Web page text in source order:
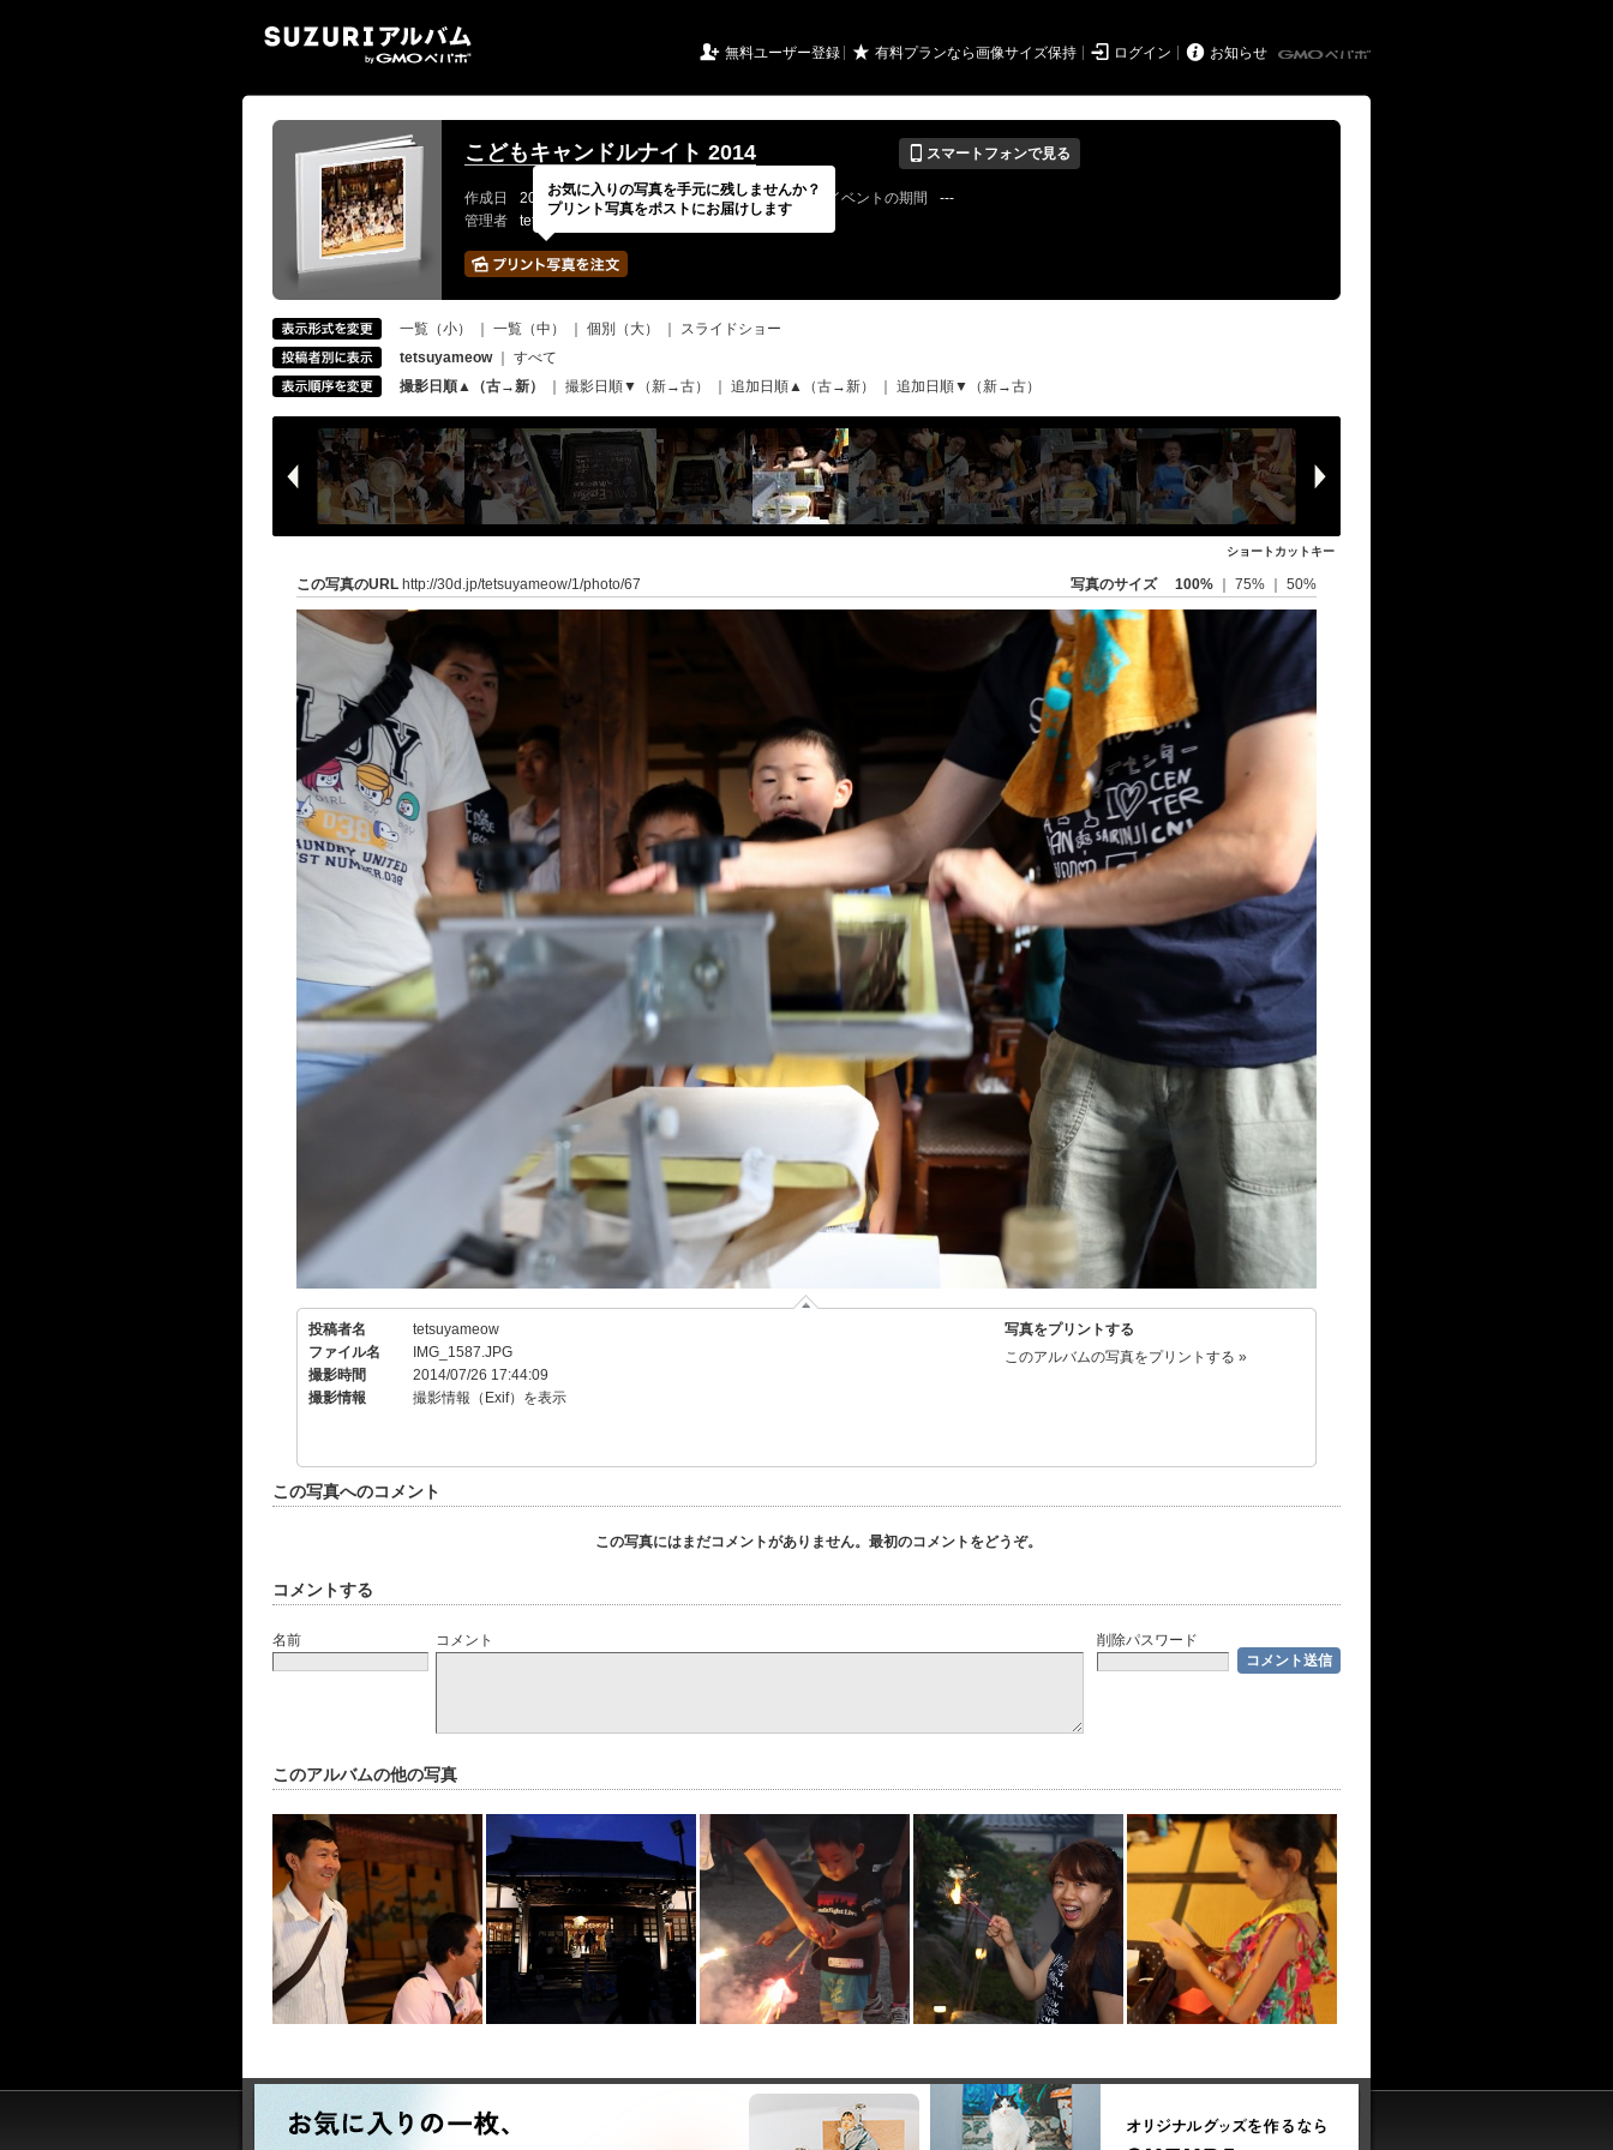
 無料ユーザー登録 ★ 有料プランなら画像サイズ保持  ログイン  お知らせ
こどもキャンドルナイト 2014 📱 スマートフォンで見る
作成日 2015 / 03 / 30 公開終了日 無期限 イベントの期間
---
管理者
tetsuyameowさん 写真の枚数 287 / 2000枚
一覧（小） 一覧（中） 個別（大）
スライドショー
tetsuyameow｜ すべて
撮影日順▲（古→新）
撮影日順▼（新→古） 追加日順▲（古→新） 追加日順▼（新→古）
ショートカットキー
この写真のURL http://30d.jp/tetsuyameow/1/photo/67 写真のサイズ 100% 75% 50%
投稿者名
tetsuyameow
ファイル名
IMG_1587.JPG
撮影時間
2014/07/26 17:44:09
撮影情報
撮影情報（Exif）を表示
写真をプリントする
このアルバムの写真をプリントする »
この写真へのコメント
この写真にはまだコメントがありません。最初のコメントをどうぞ。
コメントする
名前 コメント 削除パスワード
このアルバムの他の写真
お気に入りの写真を手元に残しませんか？
プリント写真をポストにお届けします